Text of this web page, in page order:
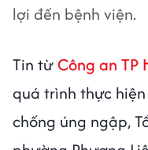
lợi đến bệnh viện.
Tin từCông an TP
quá trình thực
chống úng ngập,